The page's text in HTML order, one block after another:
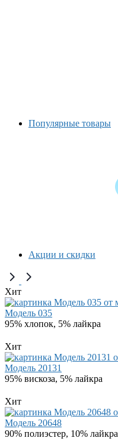
Популярные товары
Акции и скидки
Хит
Модель 035
95% хлопок, 5% лайкра
Хит
Модель 20131
95% вискоза, 5% лайкра
Хит
Модель 20648
90% полиэстер, 10% лайкра